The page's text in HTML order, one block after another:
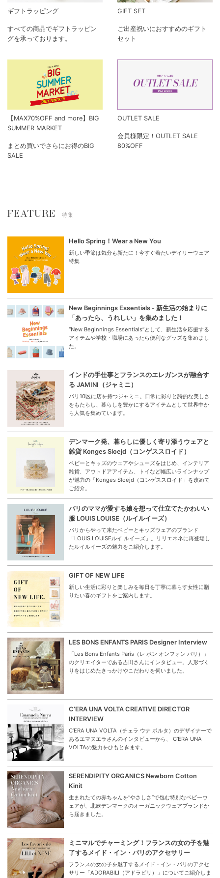
ギフトラッピング
すべての商品でギフトラッピン
グを承っております。
GIFT SET
ご出産祝いにおすすめのギフト
セット
【MAX70%OFF and more】BIG
SUMMER MARKET
まとめ買いでさらにお得のBIG
SALE
OUTLET SALE
会員様限定！OUTLET SALE
80%OFF
FEATURE 特集
Hello Spring！Wear a New You
新しい季節は気分も新たに！今すぐ着たいデイリーウェア
特集
New Beginnings Essentials - 新生活の始まりに
「あったら、うれしい」を集めました！
“New Beginnings Essentials”として、新生活を応援する
アイテムや学校・職場にあったら便利なグッズを集めまし
た。
インドの手仕事とフランスのエレガンスが融合す
る JAMINI（ジャミニ）
パリ10区に店を持つジャミニ。日常に彩りと詩的な美しさ
をもたらし、暮らしを豊かにするアイテムとして世界中か
ら人気を集めています。
デンマーク発、暮らしに優しく寄り添うウェアと
雑貨 Konges Sloejd（コンゲススロイド）
ベビーとキッズのウェアやシューズをはじめ、インテリア
雑貨、アウトドアアイテム、トイなど幅広いラインナップ
が魅力の「Konges Sloejd（コンゲススロイド」を改めて
ご紹介。
パリのママが愛する娘を想って仕立てたかわいい
服 LOUIS LOUISE（ルイルイーズ）
パリからやって来たベビーとキッズウェアのブランド
「LOUIS LOUISEルイ ルイーズ」。リリエネネに再登場し
たルイルイーズの魅力をご紹介します。
GIFT OF NEW LIFE
新しい生活に彩りと楽しみを毎日を丁寧に暮らす女性に贈
りたい春のギフトをご案内します。
LES BONS ENFANTS PARIS Designer Interview
「Les Bons Enfants Paris（レ ボン オンフォン パリ）」
のクリエイターである吉田さんにインタビュー。人形づく
りをはじめたきっかけやこだわりを伺いました。
C’ERA UNA VOLTA CREATIVE DIRECTOR
INTERVIEW
C’ERA UNA VOLTA（チェラ ウナ ボルタ）のデザイナーで
あるエマヌエラさんのインタビューから、 C’ERA UNA
VOLTAの魅力をひもときます。
SERENDIPITY ORGANICS Newborn Cotton
Kinit
生まれたての赤ちゃんを“やさしさ”で包む特別なベビーウ
ェアが、北欧デンマークのオーガニックウェアブランドか
ら届きました。
ミニマルでチャーミング！フランスの女の子を魅
了するメイド・イン・パリのアクセサリー
フランスの女の子を魅了するメイド・イン・パリのアクセ
サリー「ADORABILI（アドラビリ）」についてご紹介しま